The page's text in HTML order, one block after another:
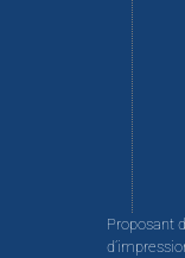
Proposant